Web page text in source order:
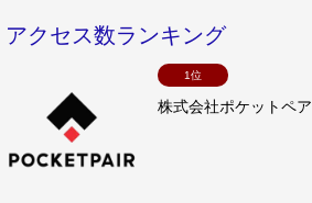
アクセス数ランキング
1位
株式会社ポケットペア